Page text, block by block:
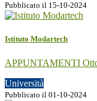
Pubblicato il 15-10-2024
Istituto Modartech
APPUNTAMENTI
Università
Pubblicato il 01-10-2024